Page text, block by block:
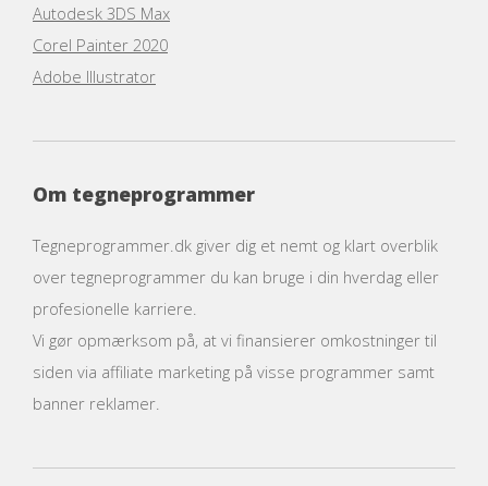
Autodesk 3DS Max
Corel Painter 2020
Adobe Illustrator
Om tegneprogrammer
Tegneprogrammer.dk giver dig et nemt og klart overblik
over tegneprogrammer du kan bruge i din hverdag eller
profesionelle karriere.
Vi gør opmærksom på, at vi finansierer omkostninger til
siden via affiliate marketing på visse programmer samt
banner reklamer.